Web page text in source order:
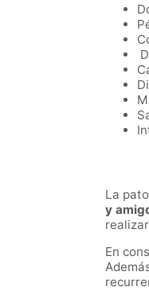
La
y
En